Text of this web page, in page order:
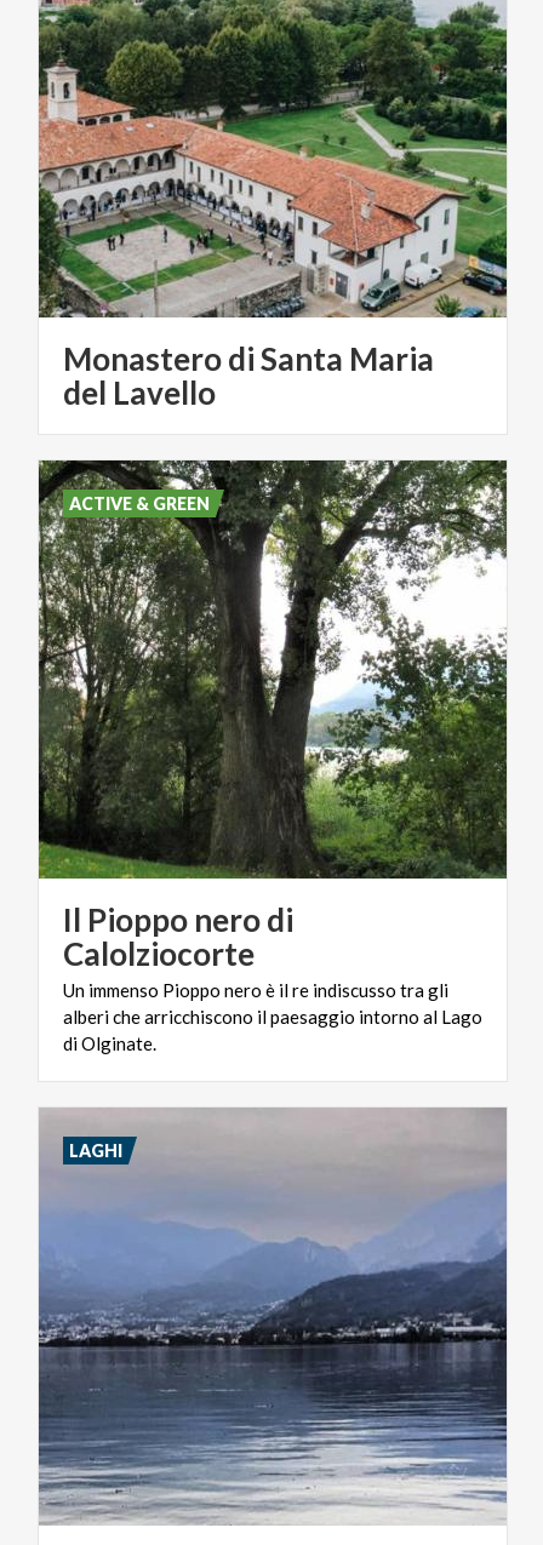
Monastero di Santa Maria
del Lavello
Il Pioppo nero di
Calolziocorte
Un immenso Pioppo nero è il re indiscusso tra gli
alberi che arricchiscono il paesaggio intorno al Lago
di Olginate.
ACTIVE & GREEN
LAGHI